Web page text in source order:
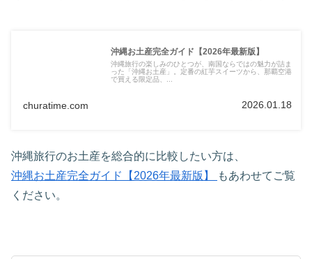
沖縄お土産完全ガイド【2026年最新版】
沖縄旅行の楽しみのひとつが、南国ならではの魅力が詰ま
った「沖縄お土産」。定番の紅芋スイーツから、那覇空港
で買える限定品、...
churatime.com 2026.01.18
沖縄旅行のお土産を総合的に比較したい方は、
沖縄お土産完全ガイド【2026年最新版】
もあわせてご覧
ください。